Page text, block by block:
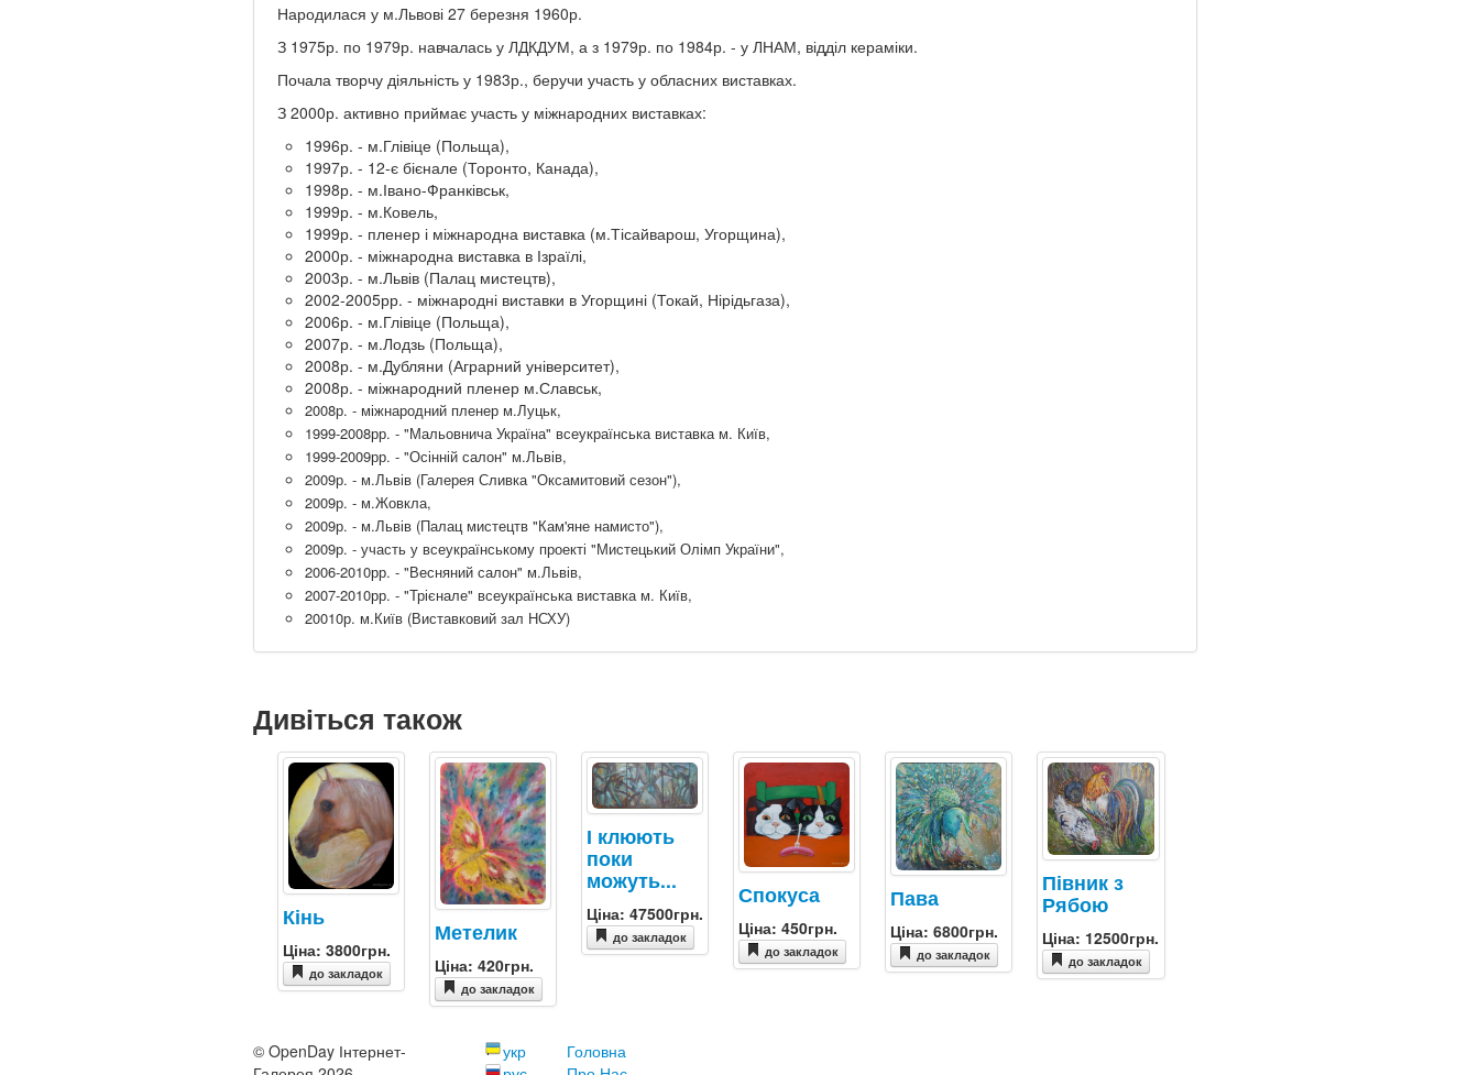
Народилася у м.Львові 27 березня 1960р.
З 1975р. по 1979р. навчалась у ЛДКДУМ, а з 1979р. по 1984р. - у ЛНАМ, відділ кераміки.
Почала творчу діяльність у 1983р., беручи участь у обласних виставках.
З 2000р. активно приймає участь у міжнародних виставках:
1996р. - м.Глівіце (Польща),
1997р. - 12-є бієнале (Торонто, Канада),
1998р. - м.Івано-Франківськ,
1999р. - м.Ковель,
1999р. - пленер і міжнародна виставка (м.Тісайварош, Угорщина),
2000р. - міжнародна виставка в Ізраїлі,
2003р. - м.Львів (Палац мистецтв),
2002-2005рр. - міжнародні виставки в Угорщині (Токай, Нірідьгаза),
2006р. - м.Глівіце (Польща),
2007р. - м.Лодзь (Польща),
2008р. - м.Дубляни (Аграрний університет),
2008р. - міжнародний пленер м.Славськ,
2008р. - міжнародний пленер м.Луцьк,
1999-2008рр. - "Мальовнича Україна" всеукраїнська виставка м. Київ,
1999-2009рр. - "Осінній салон" м.Львів,
2009р. - м.Львів (Галерея Сливка "Оксамитовий сезон"),
2009р. - м.Жовкла,
2009р. - м.Львів (Палац мистецтв "Кам'яне намисто"),
2009р. - участь у всеукраїнському проекті "Мистецький Олімп України",
2006-2010рр. - "Весняний салон" м.Львів,
2007-2010рр. - "Трієнале" всеукраїнська виставка м. Київ,
20010р. м.Київ (Виставковий зал НСХУ)
Дивіться також
Кінь
Ціна: 3800грн.
до закладок
Метелик
Ціна: 420грн.
до закладок
І клюють
поки
можуть...
Ціна: 47500грн.
до закладок
Спокуса
Ціна: 450грн.
до закладок
Пава
Ціна: 6800грн.
до закладок
Півник з
Рябою
Ціна: 12500грн.
до закладок
© OpenDay Інтернет-
укр
Головна